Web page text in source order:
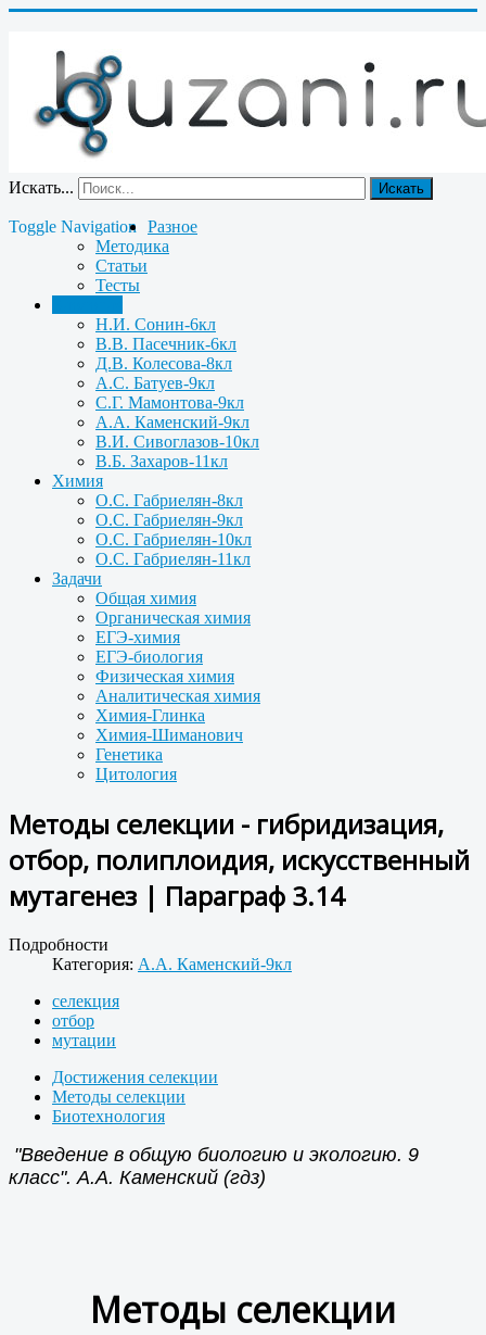
Искать... Искать
Toggle Navigation
Разное
Методика
Статьи
Тесты
Н.И. Сонин-6кл
В.В. Пасечник-6кл
Д.В. Колесова-8кл
А.С. Батуев-9кл
С.Г. Мамонтова-9кл
А.А. Каменский-9кл
В.И. Сивоглазов-10кл
В.Б. Захаров-11кл
Химия
О.С. Габриелян-8кл
О.С. Габриелян-9кл
О.С. Габриелян-10кл
О.С. Габриелян-11кл
Задачи
Общая химия
Органическая химия
ЕГЭ-химия
ЕГЭ-биология
Физическая химия
Аналитическая химия
Химия-Глинка
Химия-Шиманович
Генетика
Цитология
Методы селекции - гибридизация,
отбор, полиплоидия, искусственный
мутагенез | Параграф 3.14
Подробности
Категория: А.А. Каменский-9кл
селекция
отбор
мутации
Достижения селекции
Методы селекции
Биотехнология
"Введение в общую биологию и экологию. 9
класс". А.А. Каменский (гдз)
Методы селекции